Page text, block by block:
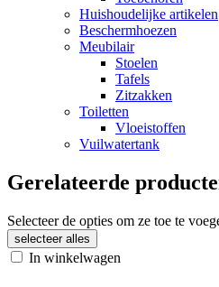
Huishoudelijke artikelen
Beschermhoezen
Meubilair
Stoelen
Tafels
Zitzakken
Toiletten
Vloeistoffen
Vuilwatertank
Gerelateerde
Selecteer de opties om ze toe te
selecteer alles
In winkelwagen